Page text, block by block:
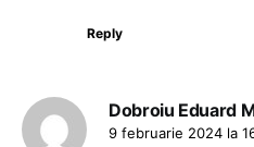
Reply
Dobroiu Eduard
9 februarie 2024 la